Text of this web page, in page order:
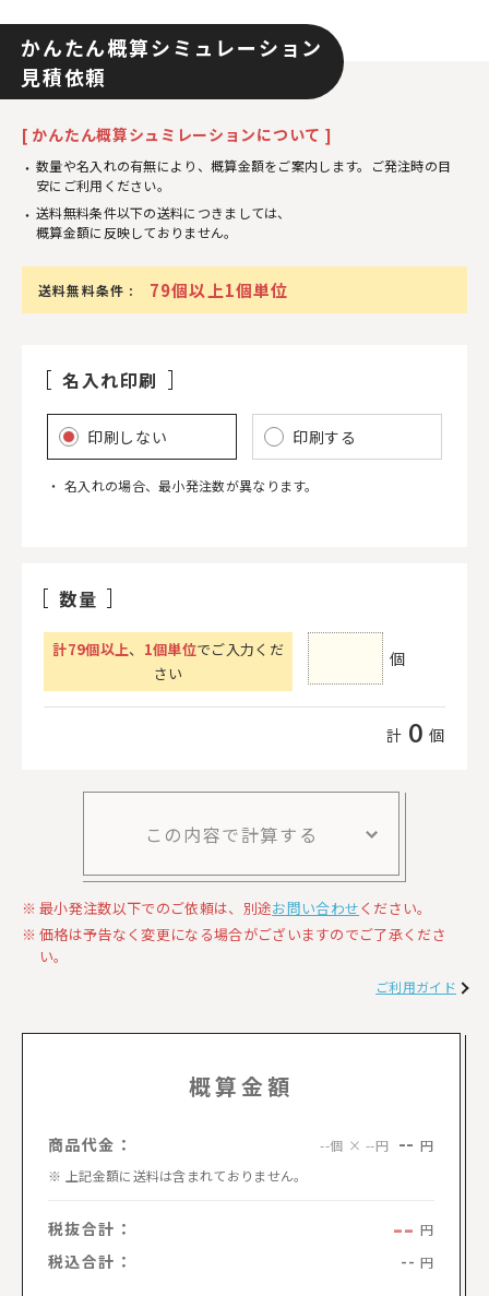
かんたん概算シミュレーション
見積依頼
[ かんたん概算シュミレーションについて ]
数量や名入れの有無により、概算金額をご案内します。ご発注時の目
安にご利用ください。
送料無料条件以下の送料につきましては、
概算金額に反映しておりません。
送料無料条件 : 79個以上1個単位
名入れ印刷
印刷しない 印刷する
名入れの場合、最小発注数が異なります。
数量
計79個以上、 1個単位でご入力くだ
さい
個
計 0 個
この内容で計算する
最小発注数以下でのご依頼は、別途お問い合わせください。
価格は予告なく変更になる場合がございますのでご了承くださ
い。
ご利用ガイド
概算金額
商品代金： --個 × --円 -- 円
上記金額に送料は含まれておりません。
税抜合計： -- 円
税込合計： -- 円